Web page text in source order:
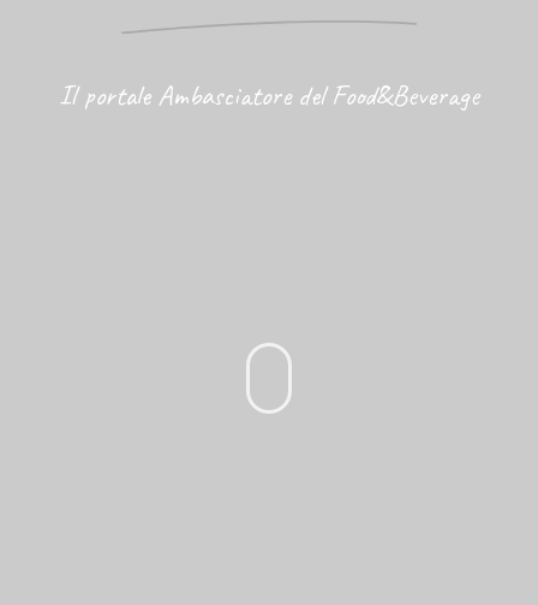
Il portale Ambasciatore del Food&Beverage